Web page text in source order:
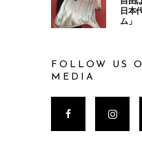
日本
ム」
FOLLOW US
MEDIA